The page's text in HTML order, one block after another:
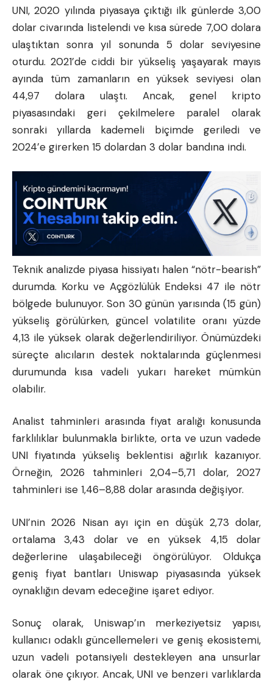
UNI, 2020 yılında piyasaya çıktığı ilk günlerde 3,00
dolar civarında listelendi ve kısa sürede 7,00 dolara
ulaştıktan sonra yıl sonunda 5 dolar seviyesine
oturdu. 2021’de ciddi bir yükseliş yaşayarak mayıs
ayında tüm zamanların en yüksek seviyesi olan
44,97 dolara ulaştı. Ancak, genel kripto
piyasasındaki geri çekilmelere paralel olarak
sonraki yıllarda kademeli biçimde geriledi ve
2024’e girerken 15 dolardan 3 dolar bandına indi.
Teknik analizde piyasa hissiyatı halen “nötr-bearish”
durumda. Korku ve Açgözlülük Endeksi 47 ile nötr
bölgede bulunuyor. Son 30 günün yarısında (15 gün)
yükseliş görülürken, güncel volatilite oranı yüzde
4,13 ile yüksek olarak değerlendiriliyor. Önümüzdeki
süreçte alıcıların destek noktalarında güçlenmesi
durumunda kısa vadeli yukarı hareket mümkün
olabilir.
Analist tahminleri arasında fiyat aralığı konusunda
farklılıklar bulunmakla birlikte, orta ve uzun vadede
UNI fiyatında yükseliş beklentisi ağırlık kazanıyor.
Örneğin, 2026 tahminleri 2,04–5,71 dolar, 2027
tahminleri ise 1,46–8,88 dolar arasında değişiyor.
UNI’nin 2026 Nisan ayı için en düşük 2,73 dolar,
ortalama 3,43 dolar ve en yüksek 4,15 dolar
değerlerine ulaşabileceği öngörülüyor. Oldukça
geniş fiyat bantları Uniswap piyasasında yüksek
oynaklığın devam edeceğine işaret ediyor.
Sonuç olarak, Uniswap’ın merkeziyetsiz yapısı,
kullanıcı odaklı güncellemeleri ve geniş ekosistemi,
uzun vadeli potansiyeli destekleyen ana unsurlar
olarak öne çıkıyor. Ancak, UNI ve benzeri varlıklarda